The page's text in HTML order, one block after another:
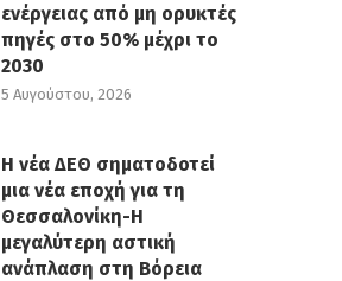
ενέργειας από μη ορυκτές
πηγές στο 50% μέχρι το
2030
5 Αυγούστου, 2026
Η νέα ΔΕΘ σηματοδοτεί
μια νέα εποχή για τη
Θεσσαλονίκη-Η
μεγαλύτερη αστική
ανάπλαση στη Βόρεια